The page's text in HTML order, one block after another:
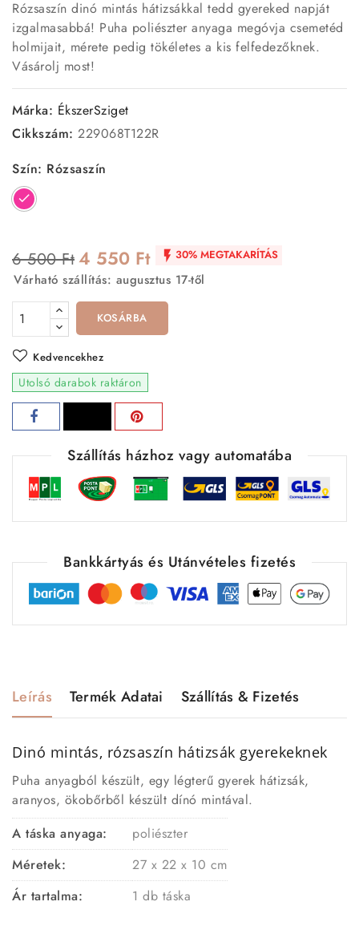
Rózsaszín dinó mintás hátizsákkal tedd gyereked napját
izgalmasabbá! Puha poliészter anyaga megóvja csemetéd
holmijait, mérete pedig tökéletes a kis felfedezőknek.
Vásárolj most!
Márka: ÉkszerSziget
Cikkszám: 229068T122R
Szín: Rózsaszín
Rózsaszín
6 500 Ft4 550 Ft  30% MEGTAKARÍTÁS
Várható szállítás: augusztus 17-től
KOSÁRBA
Kedvencekhez
Utolsó darabok raktáron
Szállítás házhoz vagy automatába
Bankkártyás és Utánvételes fizetés
Leírás Termék Adatai Szállítás & Fizetés
Dinó mintás, rózsaszín hátizsák gyerekeknek
Puha anyagból készült, egy légterű gyerek hátizsák,
aranyos, ökobőrből készült dínó mintával.
A táska anyaga:
poliészter
Méretek:
27 x 22 x 10 cm
Ár tartalma:
1 db táska